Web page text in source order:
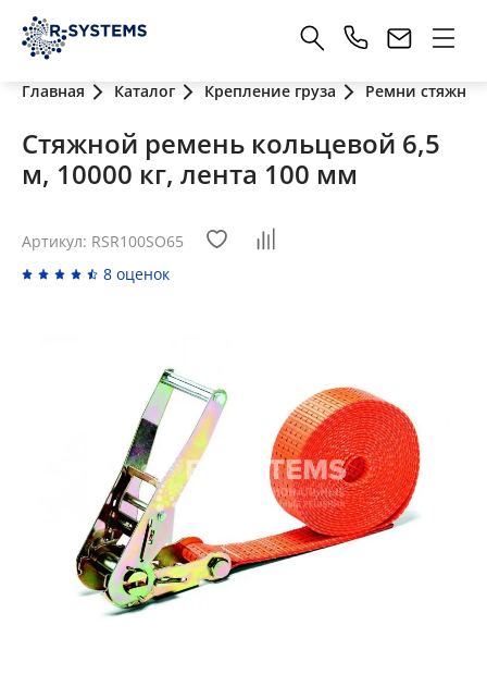
Главная Каталог Крепление груза Ремни стяжные
Стяжной ремень кольцевой 6,5
м, 10000 кг, лента 100 мм
Артикул: RSR100SO65
8 оценок